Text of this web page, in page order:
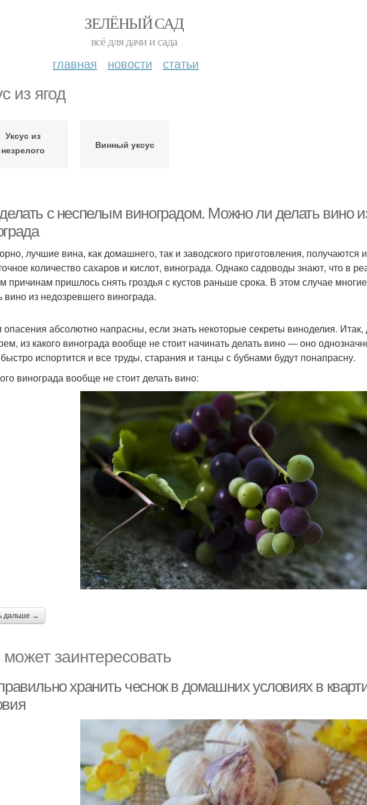
ЗЕЛЁНЫЙ САД
всё для дачи и сада
главная новости статьи
из ягод
Уксус из
незрелого
Винный уксус
с неспелым виноградом. Можно ли делать вино
лучшие вина, как домашнего, так и заводского приготовления, получаются
количество сахаров и кислот, винограда. Однако садоводы знают, что в
причинам пришлось снять гроздья с кустов раньше срока. В этом случае
вино из недозревшего винограда.
опасения абсолютно напрасны, если знать некоторые секреты виноделия.
из какого винограда вообще не стоит начинать делать вино — оно
испортится и все труды, старания и танцы с бубнами будут понапрасну.
винограда вообще не стоит делать вино:
дальше →
заинтересовать
хранить чеснок в домашних условиях в